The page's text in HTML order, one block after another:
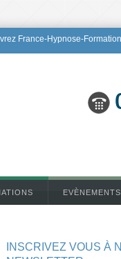
France-Hypnose-
EVÈNEMENTS
INSCRIVEZ VOUS À